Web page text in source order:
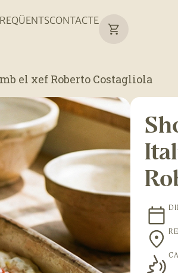
CONTACTE
el xef Roberto Costagliola